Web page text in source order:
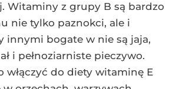
Witaminy z grupy B są bardzo
nie tylko paznokci, ale i
innymi bogate w nie są jaja,
i pełnoziarniste pieczywo.
włączyć do diety witaminę E